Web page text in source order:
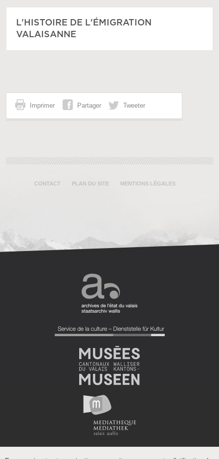
L'HISTOIRE DE L'ÉMIGRATION
VALAISANNE
Imprimer Partager Tweeter
CONTACT PLAN DU SITE MENTIONS LÉGALES